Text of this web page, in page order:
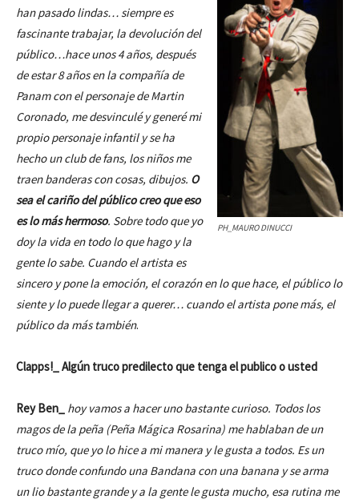
PH_MAURO DINUCCI
han pasado lindas… siempre es
fascinante trabajar, la devolución del
público…hace unos 4 años, después
de estar 8 años en la compañía de
Panam con el personaje de Martin
Coronado, me desvinculé y generé mi
propio personaje infantil y se ha
hecho un club de fans, los niños me
traen banderas con cosas, dibujos. O
sea el cariño del público creo que eso
es lo más hermoso. Sobre todo que yo
doy la vida en todo lo que hago y la
gente lo sabe. Cuando el artista es
sincero y pone la emoción, el corazón en lo que hace, el público lo
siente y lo puede llegar a querer… cuando el artista pone más, el
público da más también.
Clapps!_ Algún truco predilecto que tenga el publico o usted
Rey Ben_
hoy vamos a hacer uno bastante curioso. Todos los
magos de la peña (Peña Mágica Rosarina) me hablaban de un
truco mío, que yo lo hice a mi manera y le gusta a todos. Es un
truco donde confundo una Bandana con una banana y se arma
un lio bastante grande y a la gente le gusta mucho, esa rutina me